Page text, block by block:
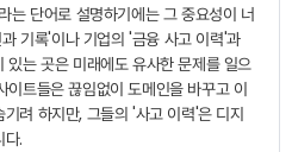
는 단어로 설명하기에는 그 중요성이 너
기록'이나 기업의 '금융 사고 이력'과
있는 곳은 미래에도 유사한 문제를 일으
이트들은 끊임없이 도메인을 바꾸고 이
려 하지만, 그들의 '사고 이력'은 디지
.